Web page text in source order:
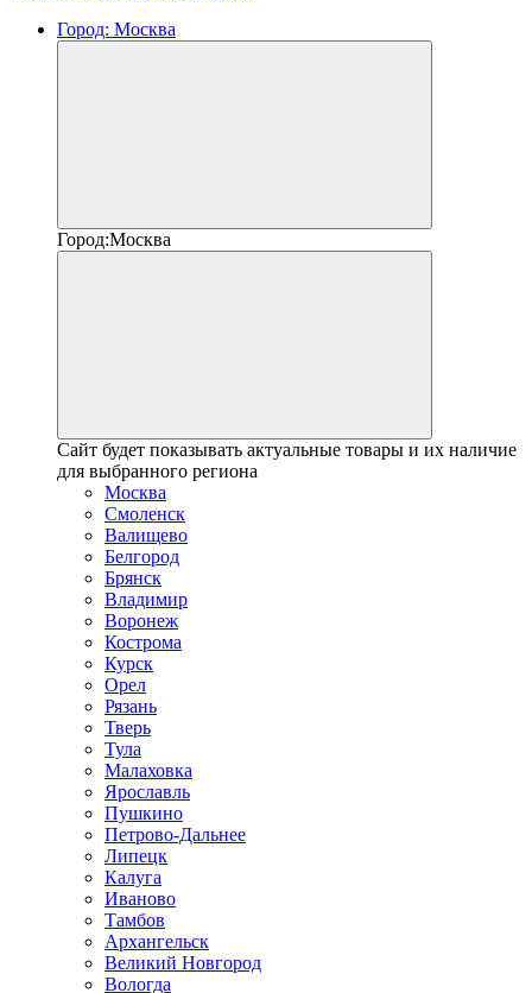
Город: Москва
Город:Москва
Сайт будет показывать актуальные товары и их наличие
для выбранного региона
Москва
Смоленск
Валищево
Белгород
Брянск
Владимир
Воронеж
Кострома
Курск
Орел
Рязань
Тверь
Тула
Малаховка
Ярославль
Пушкино
Петрово-Дальнее
Липецк
Калуга
Иваново
Тамбов
Архангельск
Великий Новгород
Вологда